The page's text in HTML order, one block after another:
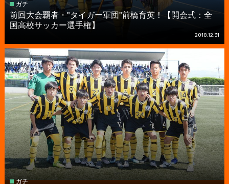
ガチ
前回大会覇者・"タイガー軍団"前橋育英！【開会式：全
国高校サッカー選手権】
2018.12.31
ガチ